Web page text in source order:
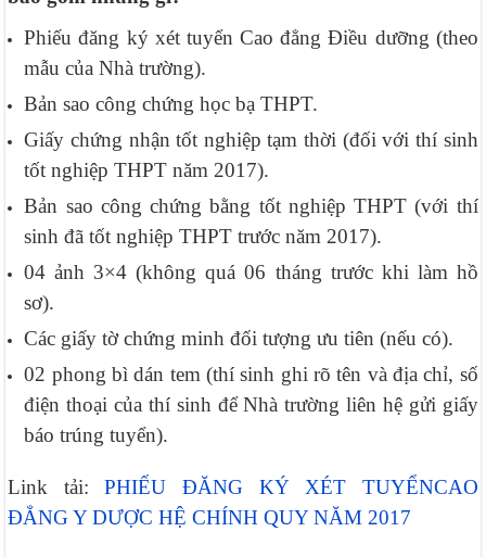
Phiếu đăng ký xét tuyển Cao đẳng Điều dưỡng (theo
mẫu của Nhà trường).
Bản sao công chứng học bạ THPT.
Giấy chứng nhận tốt nghiệp tạm thời (đối với thí sinh
tốt nghiệp THPT năm 2017).
Bản sao công chứng bằng tốt nghiệp THPT (với thí
sinh đã tốt nghiệp THPT trước năm 2017).
04 ảnh 3×4 (không quá 06 tháng trước khi làm hồ
sơ).
Các giấy tờ chứng minh đối tượng ưu tiên (nếu có).
02 phong bì dán tem (thí sinh ghi rõ tên và địa chỉ, số
điện thoại của thí sinh để Nhà trường liên hệ gửi giấy
báo trúng tuyển).
Link tải:PHIẾU ĐĂNG KÝ XÉT TUYỂNCAO
ĐẲNG Y DƯỢC HỆ CHÍNH QUY NĂM 2017